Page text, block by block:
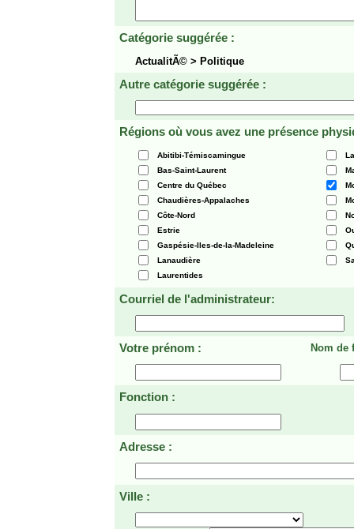
Catégorie suggérée :
ActualitÃ© > Politique
Autre catégorie suggérée :
Régions où vous avez une présence
Abitibi-Témiscamingue
Bas-Saint-Laurent
Centre du Québec
Chaudières-Appalaches
Côte-Nord
Estrie
Gaspésie-Iles-de-la-Madeleine
Lanaudière
Laurentides
Courriel de l'administrateur:
Votre prénom : Nom de
Fonction :
Adresse :
Ville :